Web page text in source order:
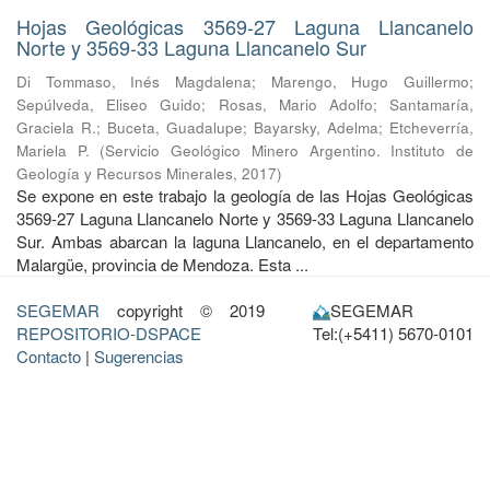
Hojas Geológicas 3569-27 Laguna Llancanelo
Norte y 3569-33 Laguna Llancanelo Sur
Di Tommaso, Inés Magdalena; Marengo, Hugo Guillermo;
Sepúlveda, Eliseo Guido; Rosas, Mario Adolfo;Santamaría,
Graciela R.; Buceta, Guadalupe; Bayarsky, Adelma; Etcheverría,
Mariela P. (Servicio Geológico Minero Argentino. Instituto de
Geología y Recursos Minerales, 2017)
Se expone en este trabajo la geología de las Hojas Geológicas
3569-27 Laguna Llancanelo Norte y 3569-33 Laguna Llancanelo
Sur. Ambas abarcan la laguna Llancanelo, en el departamento
Malargüe, provincia de Mendoza. Esta ...
SEGEMAR copyright © 2019
REPOSITORIO-DSPACE
Contacto | Sugerencias
SEGEMAR
Tel:(+5411) 5670-0101